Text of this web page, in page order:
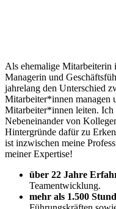
Als ehemalige Mitarbeiterin
Managerin und
jahrelang den Unterschied
Mitarbeiter*innen managen
Mitarbeiter*innen leiten. Ich
Nebeneinander von
Hintergründe dafür zu
ist inzwischen meine
meiner Expertise!
über 22 Jahre
Teamentwicklung.
mehr als 1.500